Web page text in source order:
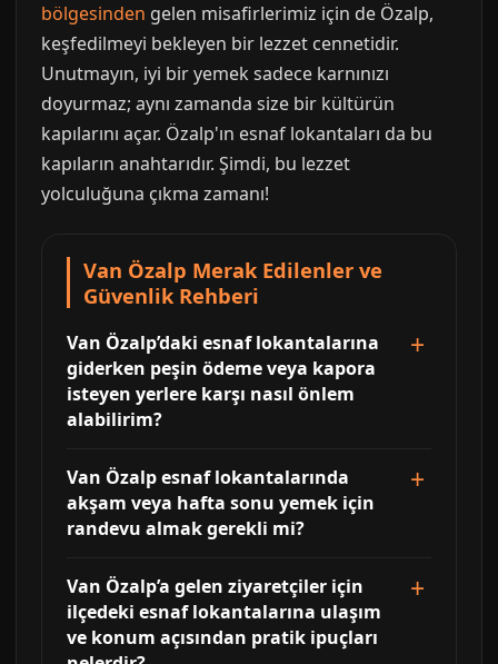
bölgesinden gelen misafirlerimiz için de Özalp,
keşfedilmeyi bekleyen bir lezzet cennetidir.
Unutmayın, iyi bir yemek sadece karnınızı
doyurmaz; aynı zamanda size bir kültürün
kapılarını açar. Özalp'ın esnaf lokantaları da bu
kapıların anahtarıdır. Şimdi, bu lezzet
yolculuğuna çıkma zamanı!
Van Özalp Merak Edilenler ve
Güvenlik Rehberi
Van Özalp’daki esnaf lokantalarına
giderken peşin ödeme veya kapora
isteyen yerlere karşı nasıl önlem
alabilirim?
Van Özalp esnaf lokantalarında
akşam veya hafta sonu yemek için
randevu almak gerekli mi?
Van Özalp’a gelen ziyaretçiler için
ilçedeki esnaf lokantalarına ulaşım
ve konum açısından pratik ipuçları